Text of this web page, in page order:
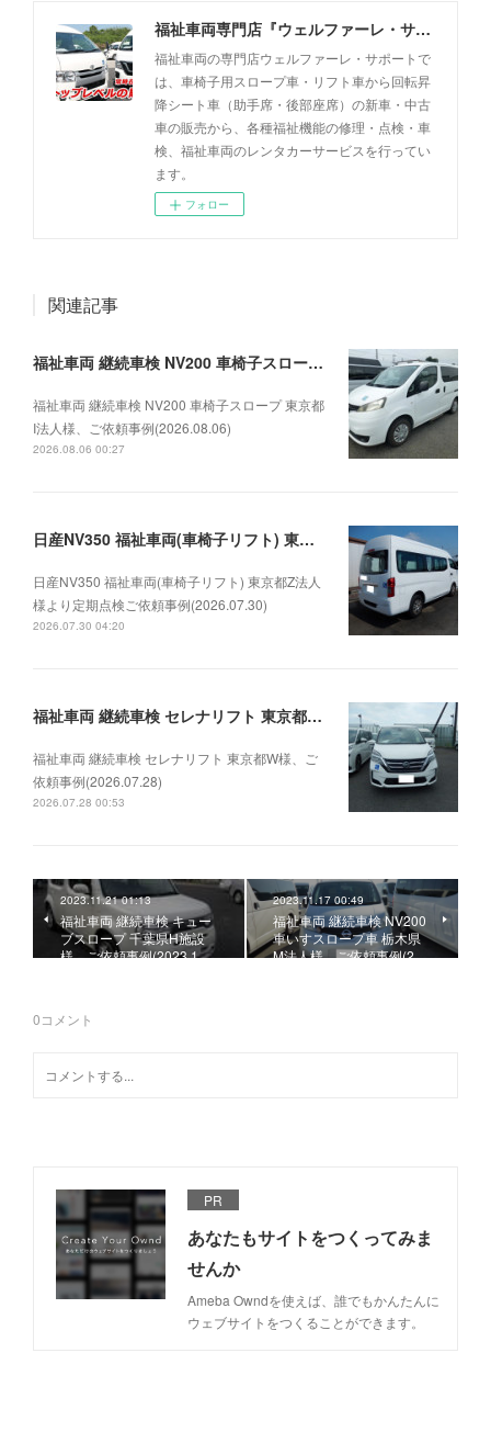
福祉車両専門店『ウェルファーレ・サポート』
福祉車両の専門店ウェルファーレ・サポートで
は、車椅子用スロープ車・リフト車から回転昇
降シート車（助手席・後部座席）の新車・中古
車の販売から、各種福祉機能の修理・点検・車
検、福祉車両のレンタカーサービスを行ってい
ます。
フォロー
関連記事
福祉車両 継続車検 NV200 車椅子スロープ 東京都I法人様、ご依頼事例(2026.08.06)
福祉車両 継続車検 NV200 車椅子スロープ 東京都
I法人様、ご依頼事例(2026.08.06)
2026.08.06 00:27
日産NV350 福祉車両(車椅子リフト) 東京都Z法人様より定期点検ご依頼事例(2026.07.30)
日産NV350 福祉車両(車椅子リフト) 東京都Z法人
様より定期点検ご依頼事例(2026.07.30)
2026.07.30 04:20
福祉車両 継続車検 セレナリフト 東京都W様、ご依頼事例(2026.07.28)
福祉車両 継続車検 セレナリフト 東京都W様、ご
依頼事例(2026.07.28)
2026.07.28 00:53
2023.11.21 01:13
福祉車両 継続車検 キュー
ブスロープ 千葉県H施設
様、ご依頼事例(2023.1…
2023.11.17 00:49
福祉車両 継続車検 NV200
車いすスロープ車 栃木県
M法人様、ご依頼事例(2…
0コメント
PR
あなたもサイトをつくってみま
せんか
Ameba Owndを使えば、誰でもかんたんに
ウェブサイトをつくることができます。